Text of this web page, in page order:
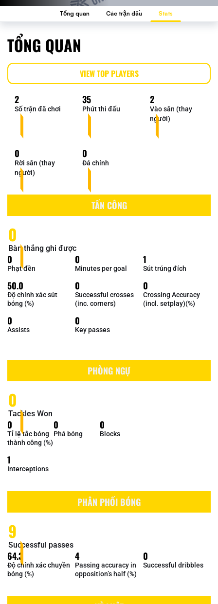
Tổng quan Các trận đấu Stats
TỔNG QUAN
VIEW TOP PLAYERS
2
Số trận đã chơi
35
Phút thi đấu
2
Vào sân (thay
người)
0
Rời sân (thay
người)
0
Đá chính
TẤN CÔNG
0
Bàn thắng ghi được
0
Phạt đền
0
Minutes per goal
1
Sút trúng đích
50.0
Độ chính xác sút
bóng (%)
0
Successful crosses
(inc. corners)
0
Crossing Accuracy
(incl. setplay)(%)
0
Assists
0
Key passes
PHÒNG NGỰ
0
Tackles Won
0
Tỉ lệ tắc bóng
thành công (%)
0
Phá bóng
0
Blocks
1
Interceptions
PHÂN PHỐI BÓNG
9
Successful passes
64.3
Độ chính xác chuyền
bóng (%)
4
Passing accuracy in
opposition’s half (%)
0
Successful dribbles